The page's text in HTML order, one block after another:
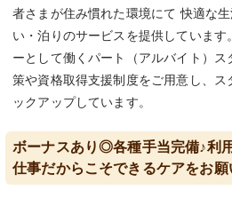
者さまが住み慣れた環境にて 快適な
い・泊りのサービスを提供していま
ーとして働くパート（アルバイト）
策や資格取得支援制度をご用意し、
ックアップしています。
ボーナスあり◎各種手当完備♪利
仕事だからこそできるケアをお願